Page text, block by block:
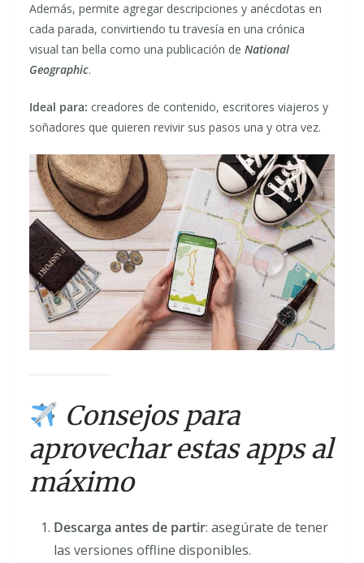
Además, permite agregar descripciones y anécdotas en
cada parada, convirtiendo tu travesía en una crónica
visual tan bella como una publicación de National
Geographic.
Ideal para: creadores de contenido, escritores viajeros y
soñadores que quieren revivir sus pasos una y otra vez.
Consejos para
aprovechar estas apps al
máximo
Descarga antes de partir: asegúrate de tener
las versiones offline disponibles.